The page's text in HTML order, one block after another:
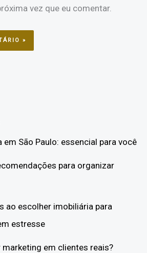
vez que eu comentar.
São Paulo: essencial para você
para organizar
ao escolher imobiliária para
estresse
em clientes reais?